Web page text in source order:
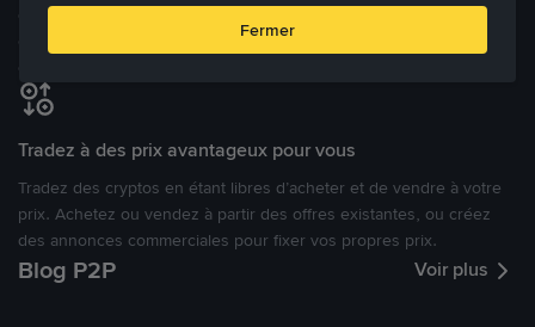
directement avec d’autres utilisateurs, tout en définissant leurs prix
et leurs modes de paiement préférés sur une Marketplace de
Tradez à des prix avantageux pour vous
Tradez des cryptos en étant libres d’acheter et de vendre à votre
prix. Achetez ou vendez à partir des offres existantes, ou créez
des annonces commerciales pour fixer vos propres prix.
Blog P2P Voir plus
Fermer